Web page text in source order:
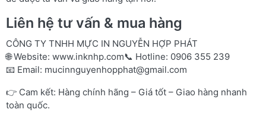
Liên hệ tư vấn & mua hàng
CÔNG TY TNHH MỰC IN NGUYỄN HỢP PHÁT
🌐 Website: www.inknhp.com📞 Hotline: 0906 355 239
📧 Email: mucinnguyenhopphat@gmail.com
👉 Cam kết: Hàng chính hãng – Giá tốt – Giao hàng nhanh
toàn quốc.